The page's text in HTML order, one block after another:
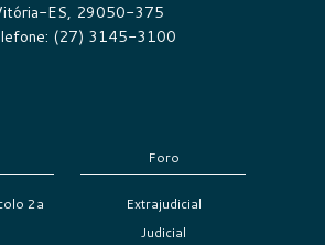
ES, 29050-375
(27) 3145-3100
2a
Foro
Extrajudicial
Judicial